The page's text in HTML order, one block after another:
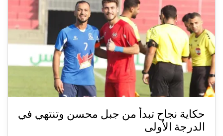
حكاية نجاح تبدأ من جبل محسن وتنتهي في
الدرجة الأولى